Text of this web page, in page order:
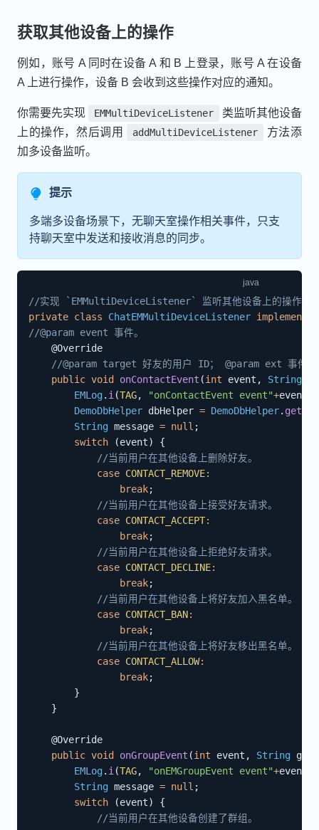
获取其他设备上的操作
例如，账号 A 同时在设备 A 和 B 上登录，账号 A 在设备
A 上进行操作，设备 B 会收到这些操作对应的通知。
你需要先实现 EMMultiDeviceListener
类监听其他设备
上的操作，然后调用
addMultiDeviceListener
方法添
加多设备监听。
提示
多端多设备场景下，无聊天室操作相关事件，只支
持聊天室中发送和接收消息的同步。
//实现 `EMMultiDeviceListener` 监听其他设备上的操作。
private class ChatEMMultiDeviceListener implements
//@param event 事件。
@Override
//@param target 好友的用户 ID； @param ext 事件扩
public void onContactEvent (int event , String
EMLog. i (TAG, "onContactEvent event"+event
DemoDbHelper dbHelper = DemoDbHelper.
String message = null ;
switch
(event)
{
//当前用户在其他设备上删除好友。
case CONTACT_REMOVE:
break;
//当前用户在其他设备上接受好友请求。
case CONTACT_ACCEPT:
break;
//当前用户在其他设备上拒绝好友请求。
case CONTACT_DECLINE:
break;
//当前用户在其他设备上将好友
case CONTACT_BAN:
break;
//当前用户在其他设备上将好友
case CONTACT_ALLOW:
break;
}
}
@Override
public void onGroupEvent (int event , String
EMLog. i (TAG, "onEMGroupEvent event"+event
String message = null ;
switch
(event)
{
//当前⽤户在其他设备创建了群组。